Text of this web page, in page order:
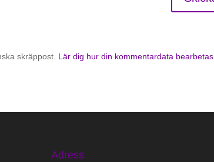
skräppost. Lär dig hur din kommentardata bearbetas
Adress